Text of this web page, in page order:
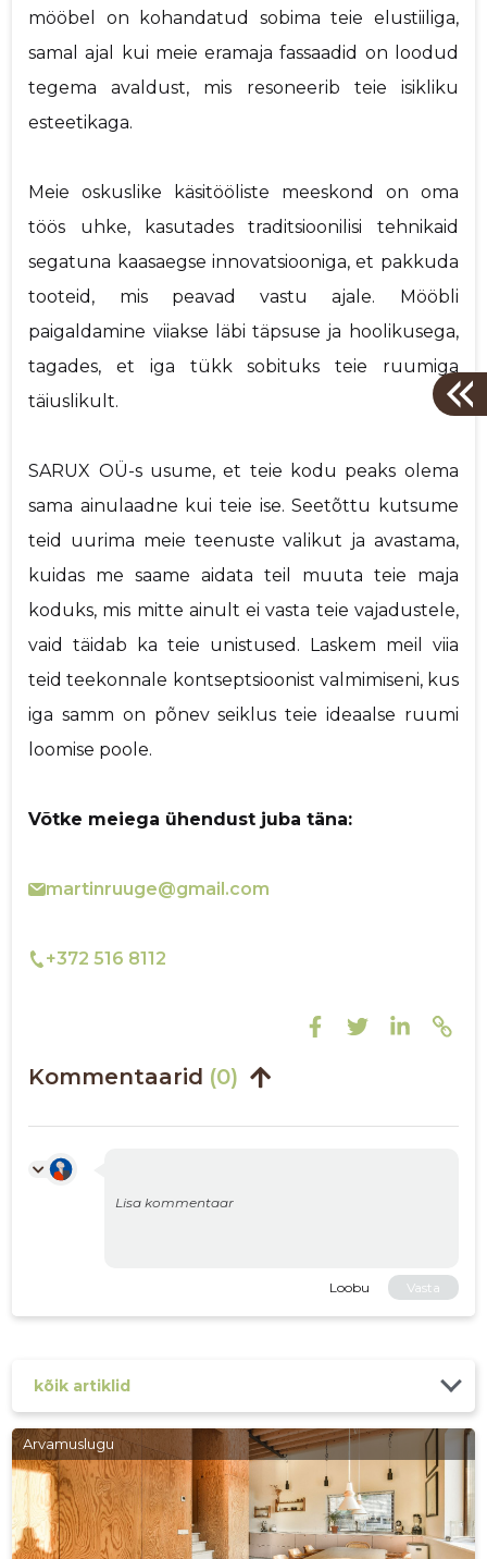
mööbel on kohandatud sobima teie elustiiliga,
samal ajal kui meie eramaja fassaadid on loodud
tegema avaldust, mis resoneerib teie isikliku
esteetikaga.
Meie oskuslike käsitööliste meeskond on oma
töös uhke, kasutades traditsioonilisi tehnikaid
segatuna kaasaegse innovatsiooniga, et pakkuda
tooteid, mis peavad vastu ajale. Mööbli
paigaldamine viiakse läbi täpsuse ja hoolikusega,
tagades, et iga tükk sobituks teie ruumiga
täiuslikult.
SARUX OÜ-s usume, et teie kodu peaks olema
sama ainulaadne kui teie ise. Seetõttu kutsume
teid uurima meie teenuste valikut ja avastama,
kuidas me saame aidata teil muuta teie maja
koduks, mis mitte ainult ei vasta teie vajadustele,
vaid täidab ka teie unistused. Laskem meil viia
teid teekonnale kontseptsioonist valmimiseni, kus
iga samm on põnev seiklus teie ideaalse ruumi
loomise poole.
Võtke meiega ühendust juba täna:
martinruuge@gmail.com
+372 516 8112
Kommentaarid (0)
Loobu Vasta
kõik artiklid
Arvamuslugu